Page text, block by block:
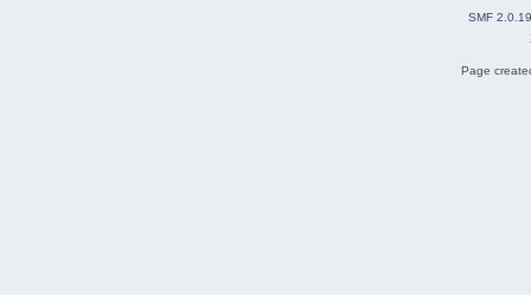
SMF 2.0.19
Page